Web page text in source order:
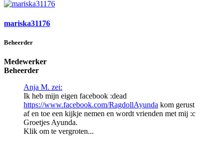
mariska31176
Beheerder
Medewerker
Beheerder
Anja M. zei:
Ik heb mijn eigen facebook :dead
https://www.facebook.com/RagdollAyunda kom gerust
af en toe een kijkje nemen en wordt vrienden met mij :c
Groetjes Ayunda.
Klik om te vergroten...